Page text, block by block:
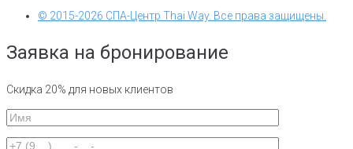
© 2015-2026 СПА-Центр Thai Way. Все права защищены.
Заявка на бронирование
Скидка 20% для новых клиентов